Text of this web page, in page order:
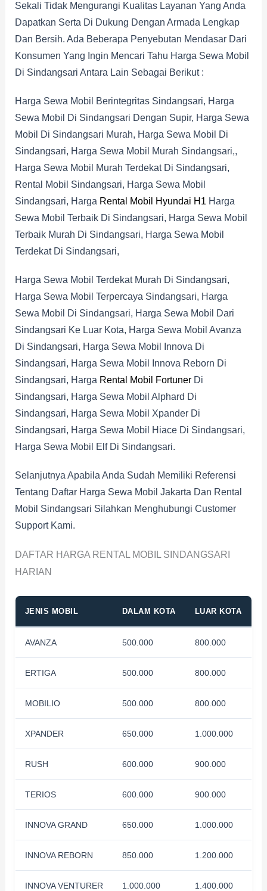
Sekali Tidak Mengurangi Kualitas Layanan Yang Anda
Dapatkan Serta Di Dukung Dengan Armada Lengkap
Dan Bersih. Ada Beberapa Penyebutan Mendasar Dari
Konsumen Yang Ingin Mencari Tahu Harga Sewa Mobil
Di Sindangsari Antara Lain Sebagai Berikut :
Harga Sewa Mobil Berintegritas Sindangsari, Harga
Sewa Mobil Di Sindangsari Dengan Supir, Harga Sewa
Mobil Di Sindangsari Murah, Harga Sewa Mobil Di
Sindangsari, Harga Sewa Mobil Murah Sindangsari,,
Harga Sewa Mobil Murah Terdekat Di Sindangsari,
Rental Mobil Sindangsari, Harga Sewa Mobil
Sindangsari, Harga Rental Mobil Hyundai H1 Harga
Sewa Mobil Terbaik Di Sindangsari, Harga Sewa Mobil
Terbaik Murah Di Sindangsari, Harga Sewa Mobil
Terdekat Di Sindangsari,
Harga Sewa Mobil Terdekat Murah Di Sindangsari,
Harga Sewa Mobil Terpercaya Sindangsari, Harga
Sewa Mobil Di Sindangsari, Harga Sewa Mobil Dari
Sindangsari Ke Luar Kota, Harga Sewa Mobil Avanza
Di Sindangsari, Harga Sewa Mobil Innova Di
Sindangsari, Harga Sewa Mobil Innova Reborn Di
Sindangsari, Harga Rental Mobil FortunerDi
Sindangsari, Harga Sewa Mobil Alphard Di
Sindangsari, Harga Sewa Mobil Xpander Di
Sindangsari, Harga Sewa Mobil Hiace Di Sindangsari,
Harga Sewa Mobil Elf Di Sindangsari.
Selanjutnya Apabila Anda Sudah Memiliki Referensi
Tentang Daftar Harga Sewa Mobil Jakarta Dan Rental
Mobil Sindangsari Silahkan Menghubungi Customer
Support Kami.
DAFTAR HARGA RENTAL MOBIL SINDANGSARI
HARIAN
JENIS MOBIL DALAM KOTA LUAR KOTA
AVANZA 500.000 800.000
ERTIGA 500.000 800.000
MOBILIO 500.000 800.000
XPANDER 650.000 1.000.000
RUSH 600.000 900.000
TERIOS 600.000 900.000
INNOVA GRAND 650.000 1.000.000
INNOVA REBORN 850.000 1.200.000
INNOVA VENTURER 1.000.000 1.400.000